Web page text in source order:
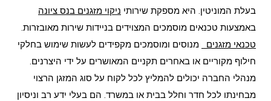
בעלת המוניטין. היא מספקת שירותי ניקוי מזגנים בנס ציונה
באמצעות טכנאים מוסמכים המצוידים בניידות שירות מאובזרות.
טכנאי מזגנים
מנוסים ומוסמכים מקפידים לעשות שימוש בחלקי
חילוף מקוריים או באחרים תקניים המאושרים על ידי היצרנים.
מנהלי החברה יכולים להמליץ לכל לקוח על סוג המזגן הרצוי
מבחינתו לכל חדר וחלל בבית או במשרד. הם בעלי ידע רב וניסיון